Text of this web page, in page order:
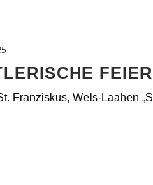
FEIER
Franziskus, Wels-Laahen